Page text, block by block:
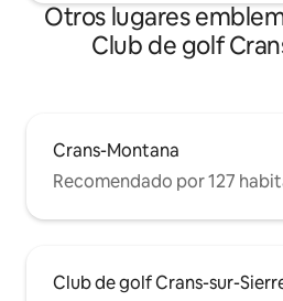
Otros lugares
Club de golf
Crans-Montana
Recomendado por 127
Club de golf Crans-sur-